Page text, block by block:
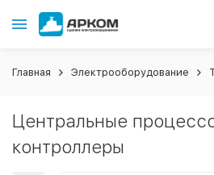
Главная Электрооборудование
Центральные
контроллеры